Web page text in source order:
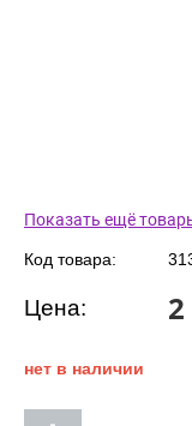
Показать ещё
Код товара:
Цена:
нет в наличии